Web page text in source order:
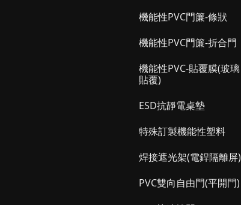
機能性PVC門簾-條狀
機能性PVC門簾-折合門
機能性PVC-貼覆膜(玻璃
貼覆)
ESD抗靜電桌墊
特殊訂製機能性塑料
焊接遮光架(電銲隔離屏)
PVC雙向自由門(平開門)